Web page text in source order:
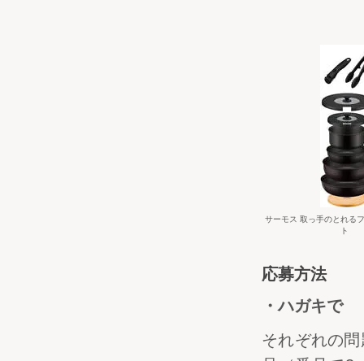
サーモス 取っ手のとれる
ト
応募方法
・ハガキで
それぞれの